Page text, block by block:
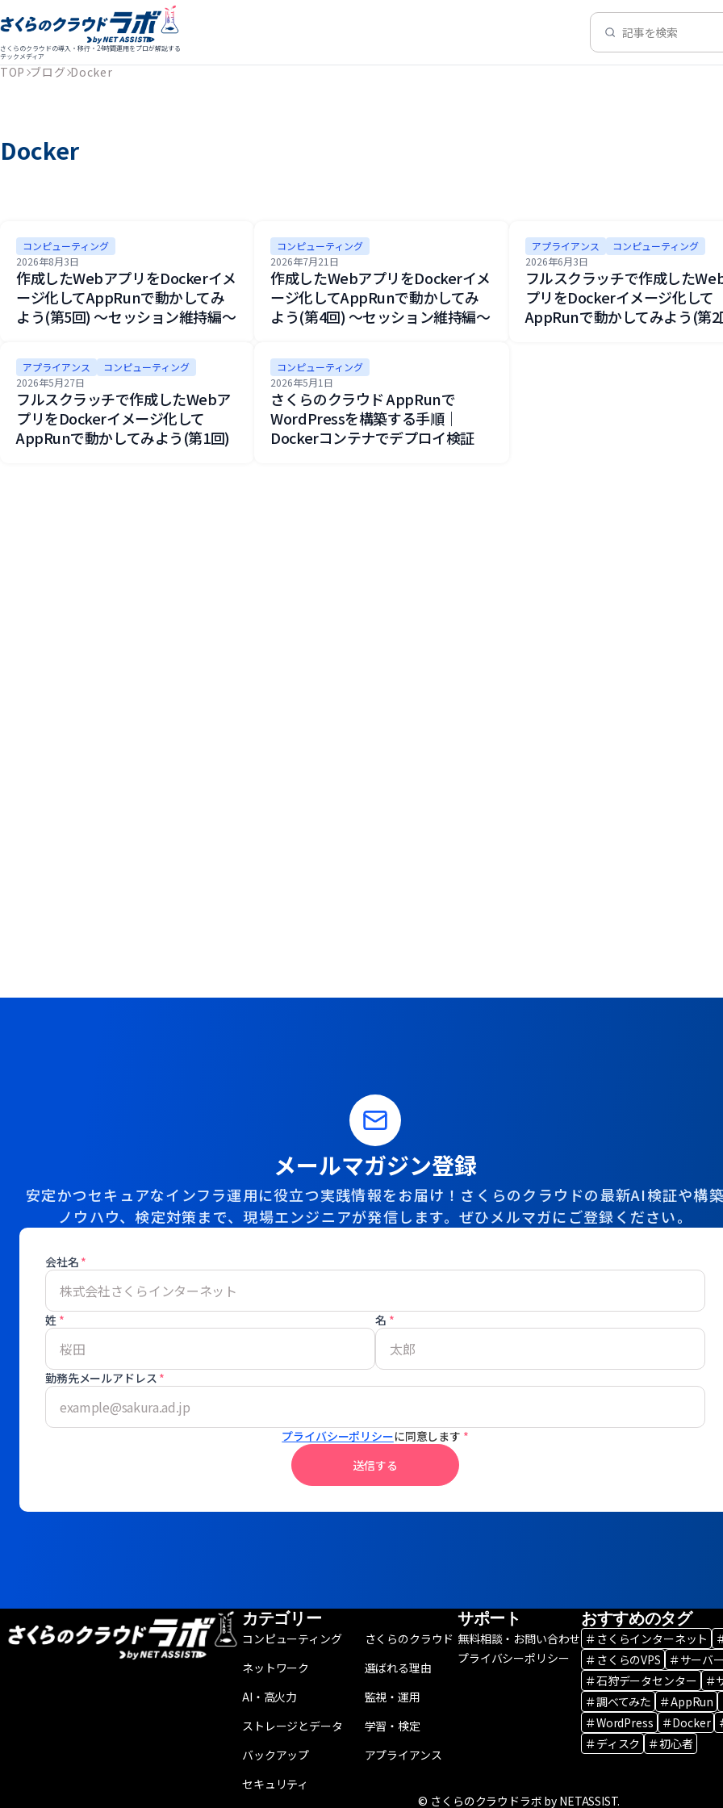
さくらのクラウドの導入・移行・24時間運用をプロが解説する
テックメディア
記事を検索
TOP ブログ Docker
Docker
コンピューティング
2026年8月3日
作成したWebアプリをDockerイメ
ージ化してAppRunで動かしてみ
よう(第5回) ～セッション維持編～
コンピューティング
2026年7月21日
作成したWebアプリをDockerイメ
ージ化してAppRunで動かしてみ
よう(第4回) ～セッション維持編～
アプライアンス
コンピューティング
2026年6月3日
フルスクラッチで作成した
プリをDockerイメージ化して
AppRunで動かしてみよう(第
アプライアンス
コンピューティング
2026年5月27日
フルスクラッチで作成したWebア
プリをDockerイメージ化して
AppRunで動かしてみよう(第1回)
コンピューティング
2026年5月1日
さくらのクラウド AppRunで
WordPressを構築する手順｜
Dockerコンテナでデプロイ検証
メールマガジン登録
安定かつセキュアなインフラ運用に役立つ実践情報をお届け！さくらのクラウドの最新AI検証や構
ノウハウ、検定対策まで、現場エンジニアが発信します。ぜひメルマガにご登録ください。
会社名 *
姓 * 名 *
勤務先メールアドレス *
プライバシーポリシーに同意します *
送信する
カテゴリー
コンピューティング
さくらのクラウド
ネットワーク
選ばれる理由
AI・高火力
監視・運用
ストレージとデータ
学習・検定
バックアップ
アプライアンス
セキュリティ
サポート
無料相談・お問い合わせ
プライバシーポリシー
おすすめのタグ
＃さくらインターネット
＃さくらのVPS
＃サーバ
＃石狩データセンター
＃
＃調べてみた
＃AppRun
＃WordPress
＃Docker
＃ディスク
＃初心者
© さくらのクラウドラボ by NETASSIST.